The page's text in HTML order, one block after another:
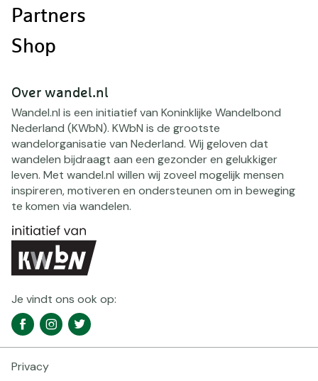
Partners
Shop
Over wandel.nl
Wandel.nl is een initiatief van Koninklijke Wandelbond
Nederland (KWbN). KWbN is de grootste
wandelorganisatie van Nederland. Wij geloven dat
wandelen bijdraagt aan een gezonder en gelukkiger
leven. Met wandel.nl willen wij zoveel mogelijk mensen
inspireren, motiveren en ondersteunen om in beweging
te komen via wandelen.
Je vindt ons ook op:
Social
media
navigatie
FacebookInstagramTwitter
Footer
Privacy